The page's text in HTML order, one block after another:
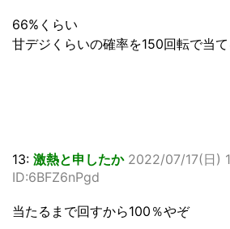
66%くらい
甘デジくらいの確率を150回転で当
13: 激熱と申したか 2022/07/17(日)
ID:6BFZ6nPgd
当たるまで回すから100％やぞ